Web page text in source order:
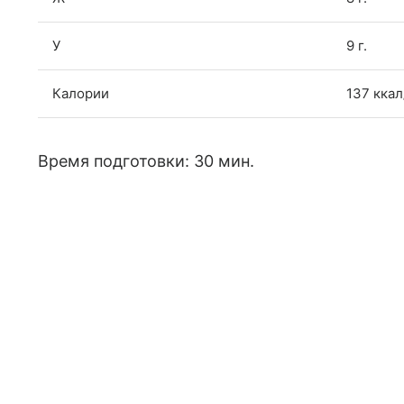
У 9 г.
Калории 137
Время подготовки: 30 мин.